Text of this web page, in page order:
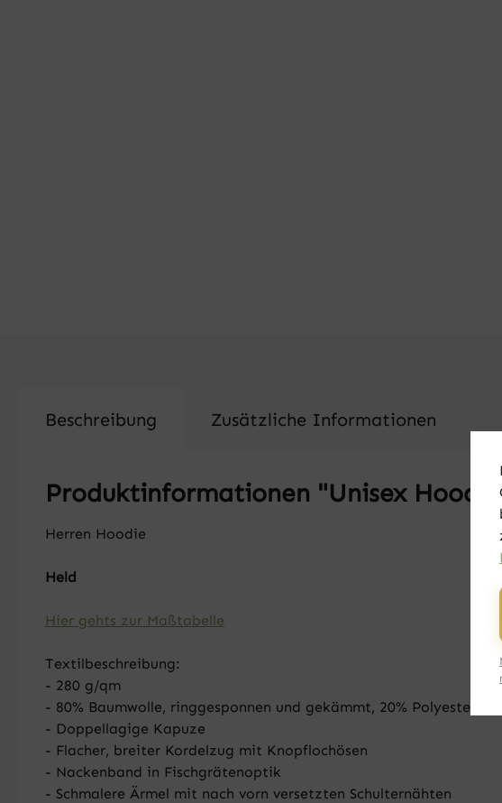
Beschreibung Zusätzliche Informationen
Produktinformationen "Unisex
Herren Hoodie
Held
Hier gehts zur Maßtabelle
Textilbeschreibung:
- 280 g/qm
- 80% Baumwolle, ringgesponnen und gekämmt, 20% Polyester
- Doppellagige Kapuze
- Flacher, breiter Kordelzug mit Knopflochösen
- Nackenband in Fischgrätenoptik
- Schmalere Ärmel mit nach vorn versetzten Schulternähten